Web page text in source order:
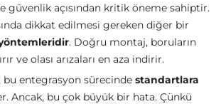
güvenlik açısından kritik öneme sahiptir.
dikkat edilmesi gereken diğer bir
. Doğru montaj, boruların
ve olası arızaları en aza indirir.
entegrasyon sürecinde standartlara
Ancak, bu çok büyük bir hata. Çünkü